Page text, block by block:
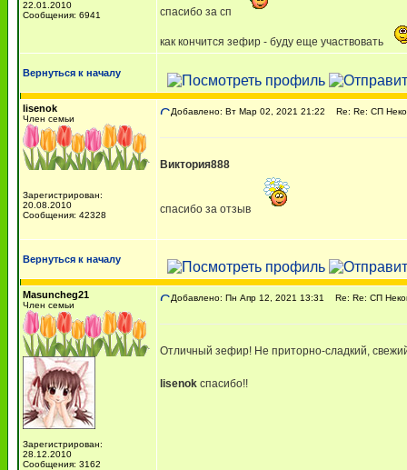
22.01.2010
Сообщения: 6941
спасибо за сп
как кончится зефир - буду еще участвовать
Вернуться к началу
lisenok
Член семьи
Зарегистрирован:
20.08.2010
Сообщения: 42328
Добавлено: Вт Мар 02, 2021 21:22 Re: Re: СП
Виктория888
спасибо за отзыв
Вернуться к началу
Masuncheg21
Член семьи
Зарегистрирован:
28.12.2010
Сообщения: 3162
Добавлено: Пн Апр 12, 2021 13:31 Re: Re: СП
Отличный зефир! Не приторно-сладкий,
lisenok спасибо!!